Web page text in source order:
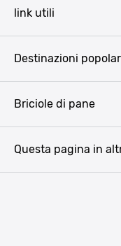
link utili
Destinazioni
Bucarest
Briciole di pane
Questa pagina in